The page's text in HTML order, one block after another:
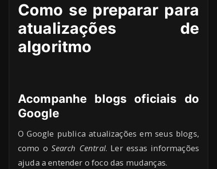
Como se preparar para
atualizações de
algoritmo
Acompanhe blogs oficiais do
Google
O Google publica atualizações em seus blogs,
como oSearch Central. Ler essas informações
ajuda a entender o foco das mudanças.